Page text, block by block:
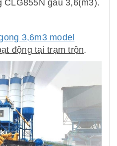
3,6m3 model
động tại trạm trộn.